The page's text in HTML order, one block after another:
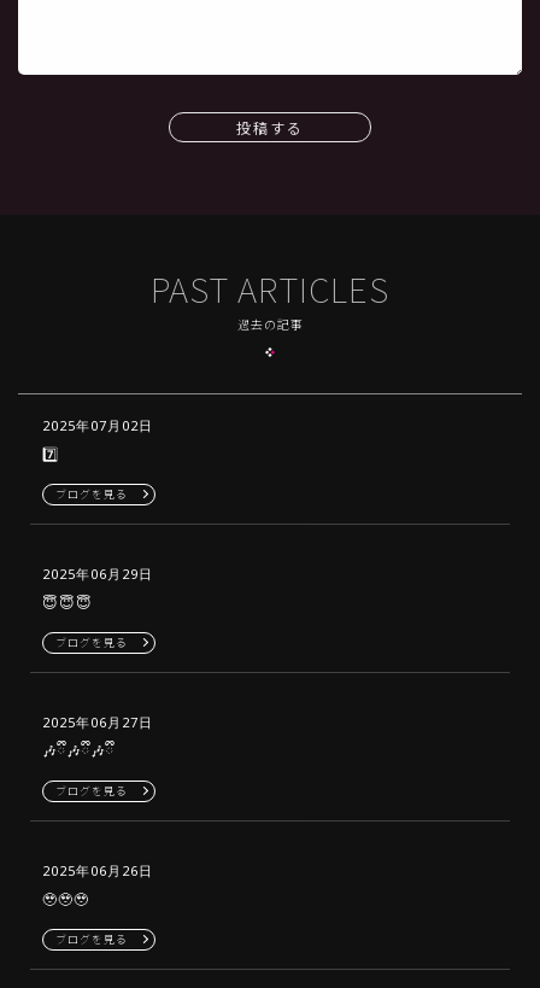
投稿する
PAST ARTICLES
過去の記事
2025年07月02日
7️⃣
ブログを見る
2025年06月29日
😇😇😇
ブログを見る
2025年06月27日
🎶ྀི🎶ྀི🎶ྀི
ブログを見る
2025年06月26日
🥹🥹🥹
ブログを見る